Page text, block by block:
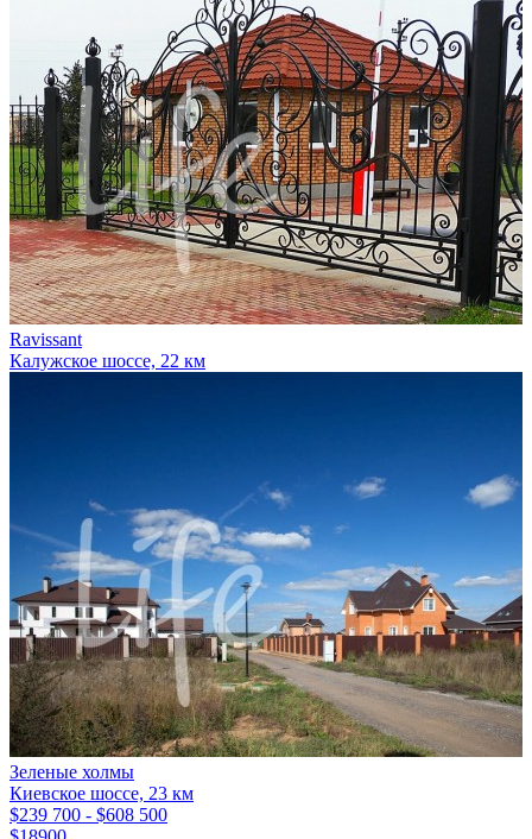
Ravissant
Калужское шоссе, 22 км
Зеленые холмы
Киевское шоссе, 23 км
$239 700 - $608 500